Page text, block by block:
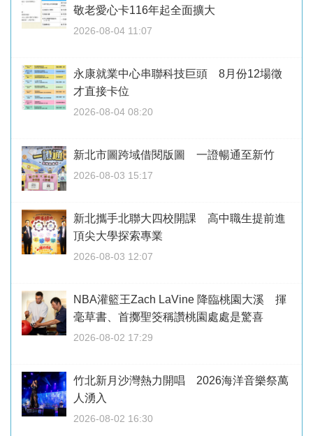
敬老愛心卡116年起全面擴大
2026-08-04 11:07
永康就業中心串聯科技巨頭 8月份12場徵
才直接卡位
2026-08-04 08:20
新北市圖跨域借閱版圖 一證暢通至新竹
2026-08-03 15:17
新北攜手北聯大四校開課 高中職生提前進
頂尖大學探索專業
2026-08-03 12:07
NBA灌籃王Zach LaVine 降臨桃園大溪 揮
毫草書、首擲聖筊稱讚桃園處處是驚喜
2026-08-02 17:29
竹北新月沙灣熱力開唱 2026海洋音樂祭萬
人湧入
2026-08-02 16:30